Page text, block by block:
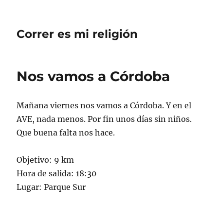
Correr es mi religión
Nos vamos a Córdoba
Mañana viernes nos vamos a Córdoba. Y en el
AVE, nada menos. Por fin unos días sin niños.
Que buena falta nos hace.
Objetivo: 9 km
Hora de salida: 18:30
Lugar: Parque Sur